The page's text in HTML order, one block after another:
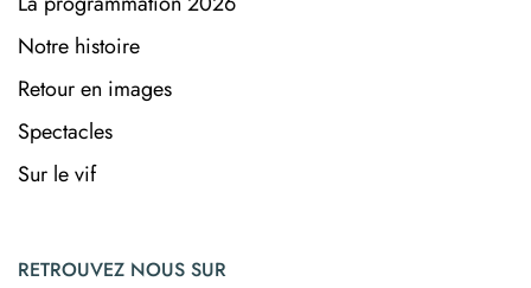
Notre histoire
Retour en images
Spectacles
Sur le vif
RETROUVEZ NOUS SUR